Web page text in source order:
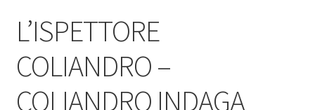
L’ISPETTORE
COLIANDRO –
COLIANDRO INDAGA